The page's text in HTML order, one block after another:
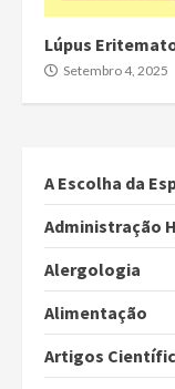
Lúpus
Setembro 4, 2025
A Escolha da
Administração
Alergologia
Alimentação
Artigos